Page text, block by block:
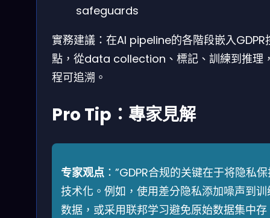
safeguards
實務建議：在AI pipeline的各階段嵌入GDPR
點，從data collection、標記、訓練到推理
程可追溯。
Pro Tip：專家見解
专家观点 ：”GDPR合规的关键在于将隐私
技术化。例如，使用差分隐私添加噪声到训
数据，或采用联邦学习避免原始数据集中存